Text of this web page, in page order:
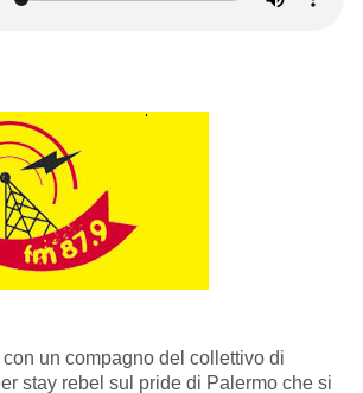
un compagno del collettivo di
stay rebel sul pride di Palermo che si